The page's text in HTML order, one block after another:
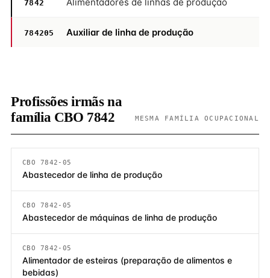
7842
784205 Auxiliar de linha de produção
Profissões irmãs na
família CBO 7842
MESMA FAMÍLIA OCUPACIONAL
CBO 7842-05
Abastecedor de linha de produção
CBO 7842-05
Abastecedor de máquinas de linha de produção
CBO 7842-05
Alimentador de esteiras (preparação de alimentos e
bebidas)